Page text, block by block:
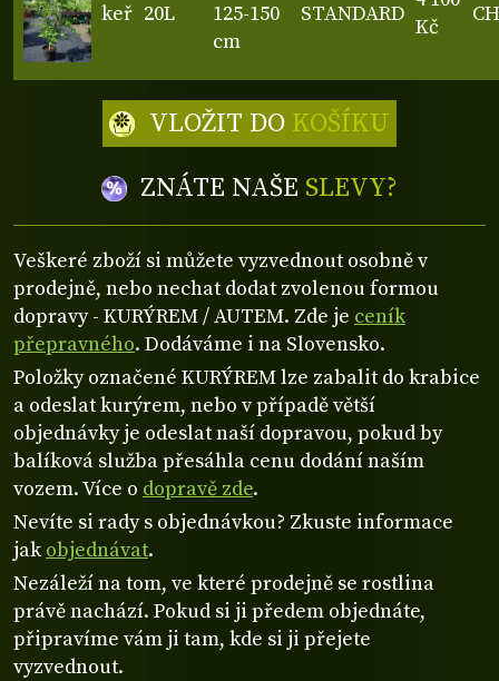
keř 20L
125-150
cm
STANDARD
Kč
ZNÁTE NAŠE SLEVY?
VLOŽIT DO KOŠÍKU
Veškeré zboží si můžete vyzvednout osobně v
prodejně, nebo nechat dodat zvolenou formou
dopravy - KURÝREM / AUTEM. Zde je ceník
přepravného. Dodáváme i na Slovensko.
Položky označené KURÝREM lze zabalit do krabice
a odeslat kurýrem, nebo v případě větší
objednávky je odeslat naší dopravou, pokud by
balíková služba přesáhla cenu dodání naším
vozem. Více o dopravě zde.
Nevíte si rady s objednávkou? Zkuste informace
jakobjednávat.
Nezáleží na tom, ve které prodejně se rostlina
právě nachází. Pokud si ji předem objednáte,
připravíme vám ji tam, kde si ji přejete
vyzvednout.